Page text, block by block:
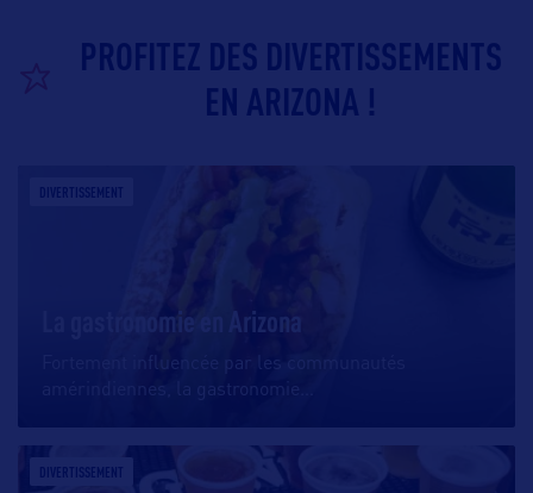
PROFITEZ DES DIVERTISSEMENTS
EN ARIZONA !
DIVERTISSEMENT
La gastronomie en Arizona
Fortement influencée par les communautés
amérindiennes, la gastronomie
DIVERTISSEMENT